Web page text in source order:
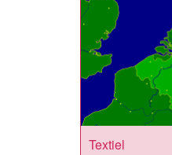
Textiel